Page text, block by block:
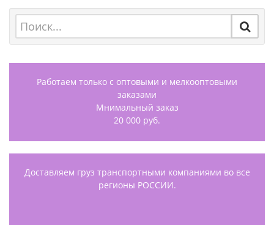
Работаем только с оптовыми и мелкооптовыми
заказами
Мнимальный заказ
20 000 руб.
Доставляем груз транспортными компаниями во все
регионы РОССИИ.